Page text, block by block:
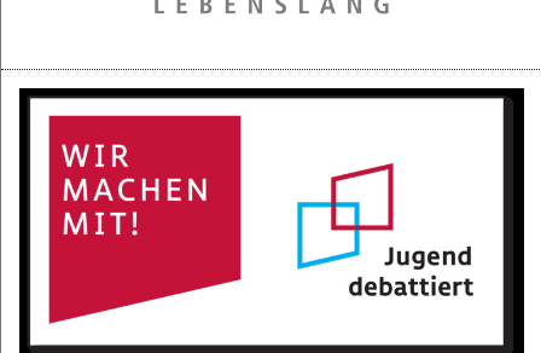
Projektpräsentation der 6d für den BGC
16.05.2025
Kurzfilme über den Izmir-Austausch im Kino
22.04.2025
KI-Fortbildung der Lehrerschaft
Null-Tage-Feier und Ferien!